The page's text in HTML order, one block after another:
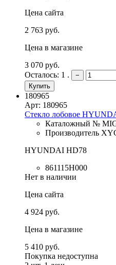
Цена сайта
2 763 руб.
Цена в магазине
3 070 руб.
Осталось: 1 .
−
Купить
180965
Арт: 180965
Стекло лобовое
Каталожный №
Производитель
HYUNDAI HD78
861115H000
Нет в наличии
Цена сайта
4 924 руб.
Цена в магазине
5 410 руб.
Покупка недоступна